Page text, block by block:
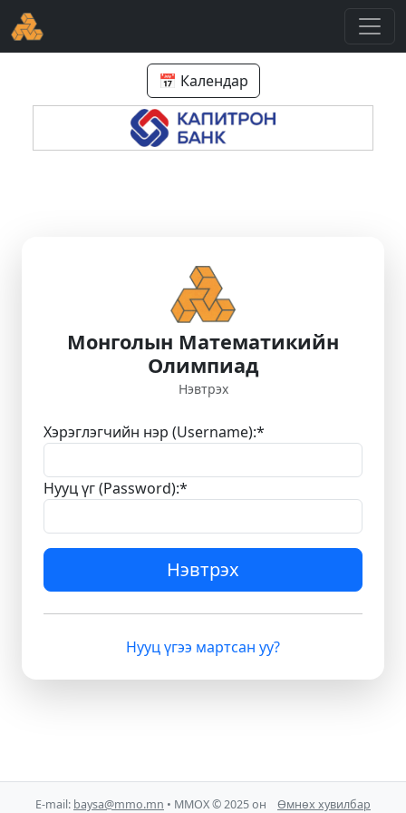
📅 Календар
Монголын Математикийн
Олимпиад
Нэвтрэх
Хэрэглэгчийн нэр (Username):*
Нууц үг (Password):*
Нэвтрэх
Нууц үгээ мартсан уу?
E-mail: baysa@mmo.mn • ММОХ © 2025 он Өмнөх хувилбар